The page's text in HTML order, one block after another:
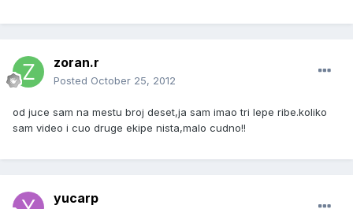
zoran.r
Posted October 25, 2012
od juce sam na mestu broj deset,ja sam imao tri lepe ribe.koliko
sam video i cuo druge ekipe nista,malo cudno!!
yucarp